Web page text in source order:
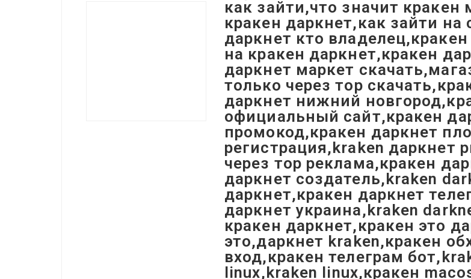
как зайти,что значит
кракен даркнет,как зайти
даркнет кто
на кракен даркнет,кракен
даркнет маркет
только через тор
даркнет нижний
официальный сайт,кракен
промокод,кракен даркнет
регистрация,kraken даркнет
через тор реклама,кракен
даркнет создатель,kraken
даркнет,кракен даркнет
даркнет украина,kraken
кракен даркнет,кракен это
это,даркнет kraken,кракен
вход,кракен телеграм
linux,kraken linux,кракен